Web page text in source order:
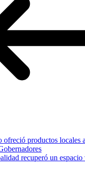
ofreció productos locales
recuperó un espacio